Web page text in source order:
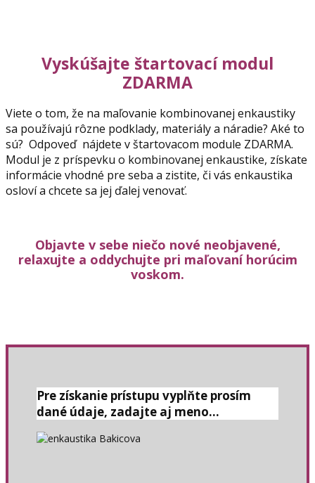
Vyskúšajte štartovací modul
ZDARMA
Viete o tom, že na maľovanie kombinovanej enkaustiky
sa používajú rôzne podklady, materiály a náradie? Aké to
sú? Odpoveď nájdete v štartovacom module ZDARMA.
Modul je z príspevku o kombinovanej enkaustike, získate
informácie vhodné pre seba a zistite, či vás enkaustika
osloví a chcete sa jej ďalej venovať.
Objavte v sebe niečo nové neobjavené,
relaxujte a oddychujte pri maľovaní horúcim
voskom.
Pre získanie prístupu vyplňte prosím
dané údaje, zadajte aj meno...